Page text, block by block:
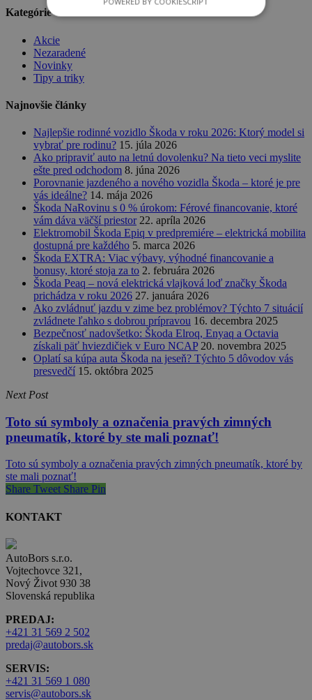
Kategórie
Akcie
Nezaradené
Novinky
Tipy a triky
Najnovšie články
Najlepšie rodinné vozidlo Škoda v roku 2026: Ktorý model si
vybrať pre rodinu? 15. júla 2026
Ako pripraviť auto na letnú dovolenku? Na tieto veci myslite
ešte pred odchodom 8. júna 2026
Porovnanie jazdeného a nového vozidla Škoda – ktoré je pre
vás ideálne? 14. mája 2026
Škoda NaRovinu s 0 % úrokom: Férové financovanie, ktoré
vám dáva väčší priestor 22. apríla 2026
Elektromobil Škoda Epiq v predpremiére – elektrická mobilita
dostupná pre každého 5. marca 2026
Škoda EXTRA: Viac výbavy, výhodné financovanie a
bonusy, ktoré stoja za to 2. februára 2026
Škoda Peaq – nová elektrická vlajková loď značky Škoda
prichádza v roku 2026 27. januára 2026
Ako zvládnuť jazdu v zime bez problémov? Týchto 7 situácií
zvládnete ľahko s dobrou prípravou 16. decembra 2025
Bezpečnosť nadovšetko: Škoda Elroq, Enyaq a Octavia
získali päť hviezdičiek v Euro NCAP 20. novembra 2025
Oplatí sa kúpa auta Škoda na jeseň? Týchto 5 dôvodov vás
presvedčí 15. októbra 2025
Next Post
Toto sú symboly a označenia pravých zimných
pneumatík, ktoré by ste mali poznať!
Toto sú symboly a označenia pravých zimných pneumatík, ktoré by
ste mali poznať!
Share Tweet Share Pin
KONTAKT
AutoBors s.r.o.
Vojtechovce 321,
Nový Život 930 38
Slovenská republika
PREDAJ:
+421 31 569 2 502
predaj@autobors.sk
SERVIS:
+421 31 569 1 080
servis@autobors.sk